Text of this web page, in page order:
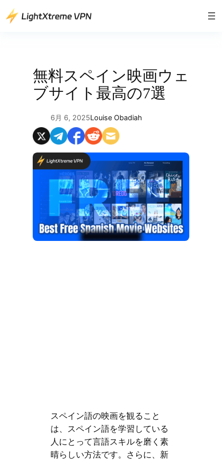
容
無料スペイン映画ウェ
ブサイト最高の7選
6月 6, 2025Louise Obadiah
スペイン語の映画を観ること
は、スペイン語を学習している
人にとって言語スキルを磨く素
晴らしい方法です。さらに、新